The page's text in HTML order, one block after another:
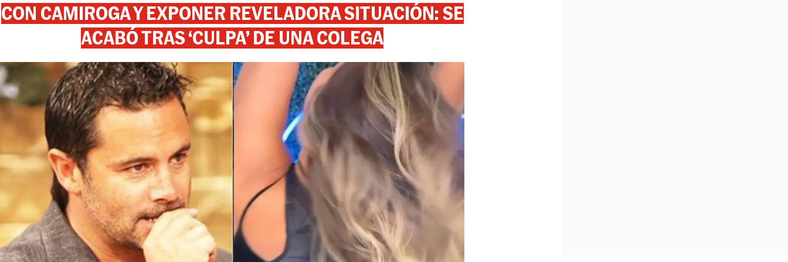
View this post on Instagram
CON CAMIROGA Y EXPONER REVELADORA SITUACIÓN: SE
ACABÓ TRAS ‘CULPA’ DE UNA COLEGA